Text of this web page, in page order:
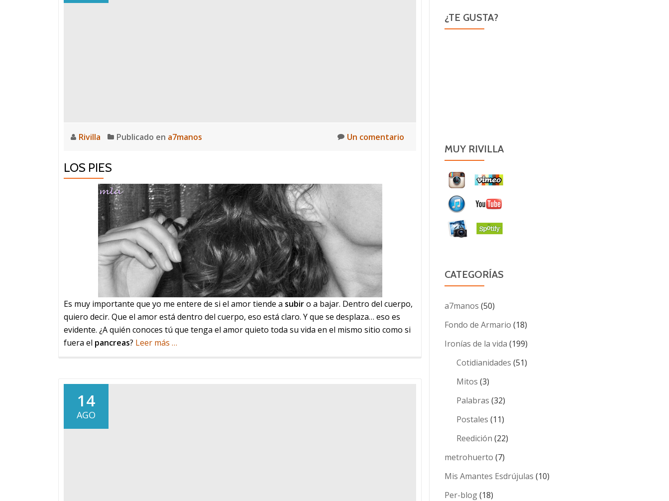
Rivilla Publicado en a7manos Un comentario
LOS PIES
Es muy importante que yo me entere de si el amor tiende a subiro a bajar. Dentro del cuerpo,
quiero decir. Que el amor está dentro del cuerpo, eso está claro. Y que se desplaza… eso es
evidente. ¿A quién conoces tú que tenga el amor quieto toda su vida en el mismo sitio como si
fuera el pancreas? Leer más acerca
…
14
AGO
¿TE GUSTA?
MUY RIVILLA
CATEGORÍAS
a7manos (50)
Fondo de Armario (18)
Ironías de la vida (199)
Cotidianidades (51)
Mitos (3)
Palabras (32)
Postales (11)
Reedición (22)
metrohuerto (7)
Mis Amantes Esdrújulas (10)
Per-blog(18)